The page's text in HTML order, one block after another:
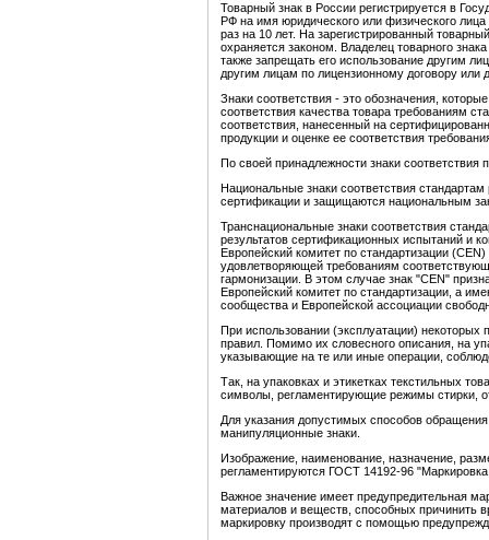
Товарный знак в России регистрируется в
РФ на имя юридического или физического
раз на 10 лет. На зарегистрированный
охраняется законом. Владелец товарного
также запрещать его использование другим
другим лицам по лицензионному договору или
Знаки соответствия - это обозначения,
соответствия качества товара требованиям
соответствия, нанесенный на
продукции и оценке ее соответствия
По своей принадлежности знаки
Национальные знаки соответствия
сертификации и защищаются национальным
Транснациональные знаки соответствия
результатов сертификационных испытаний и
Европейский комитет по стандартизации
удовлетворяющей требованиям
гармонизации. В этом случае знак "CEN"
Европейский комитет по стандартизации, а
сообщества и Европейской ассоциации
При использовании (эксплуатации)
правил. Помимо их словесного описания, на
указывающие на те или иные операции,
Так, на упаковках и этикетках текстильных
символы, регламентирующие режимы стирки,
Для указания допустимых способов
манипуляционные знаки.
Изображение, наименование, назначение,
регламентируются ГОСТ 14192-96 "Маркировка
Важное значение имеет предупредительная
материалов и веществ, способных причинить
маркировку производят с помощью